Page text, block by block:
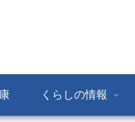
くらしの情報